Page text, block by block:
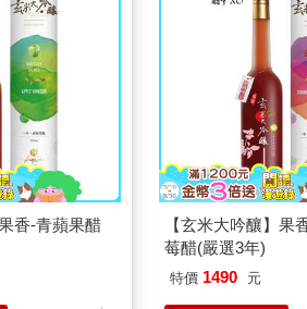
香-青蘋果醋
【玄米大吟釀】果
莓醋(嚴選3年)
特價 1490 元